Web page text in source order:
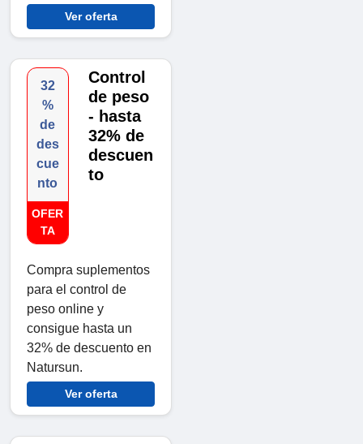
Ver oferta
32
%
de
des
cue
nto
OFER
TA
Control
de peso
- hasta
32% de
descuen
to
Compra suplementos
para el control de
peso online y
consigue hasta un
32% de descuento en
Natursun.
Ver oferta